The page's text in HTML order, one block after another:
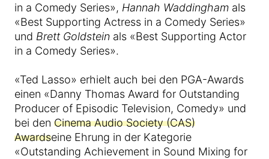
in a Comedy Series», Hannah Waddingham als
«Best Supporting Actress in a Comedy Series»
und Brett Goldstein als «Best Supporting Actor
in a Comedy Series».
«Ted Lasso» erhielt auch bei den PGA-Awards
einen «Danny Thomas Award for Outstanding
Producer of Episodic Television, Comedy» und
bei den Cinema Audio Society (CAS)
Awardseine Ehrung in der Kategorie
«Outstanding Achievement in Sound Mixing for